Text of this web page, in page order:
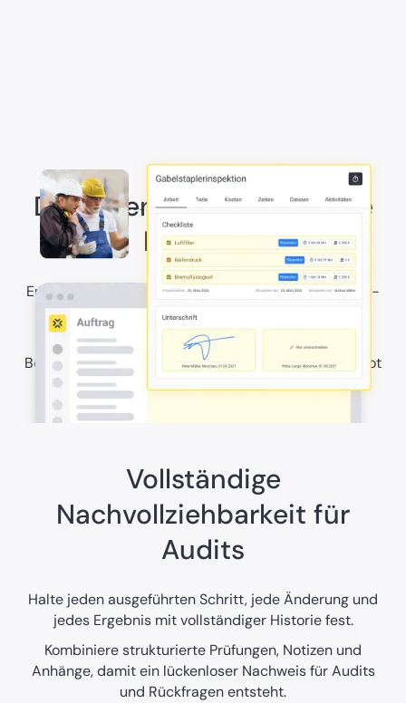
Dokumentiere Prüfschritte
lückenlos
Erfasse Prüfschritte mit klaren Bestanden-, Markiert-
oder Nicht-bestanden-Ergebnissen, damit jede
Durchführung nachvollziehbar dokumentiert ist.
Bei Unklarheiten in der Ausführung hilft der KI-Copilot
direkt weiter.
Vollständige
Nachvollziehbarkeit für
Audits
Halte jeden ausgeführten Schritt, jede Änderung und
jedes Ergebnis mit vollständiger Historie fest.
Kombiniere strukturierte Prüfungen, Notizen und
Anhänge, damit ein lückenloser Nachweis für Audits
und Rückfragen entsteht.